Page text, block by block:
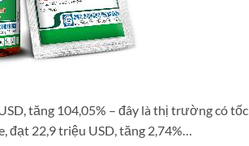
tăng 104,05% – đây là thị trường có tốc
22,9 triệu USD, tăng 2,74%…